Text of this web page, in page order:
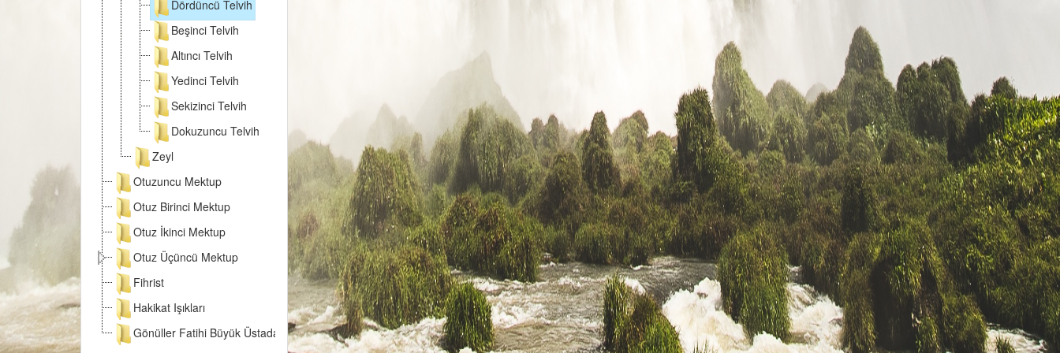
Dördüncü Telvih
Beşinci Telvih
Altıncı Telvih
Yedinci Telvih
Sekizinci Telvih
Dokuzuncu Telvih
Zeyl
Otuzuncu Mektup
Otuz Birinci Mektup
Otuz İkinci Mektup
Otuz Üçüncü Mektup
Fihrist
Hakikat Işıkları
Gönüller Fatihi Büyük Üstada